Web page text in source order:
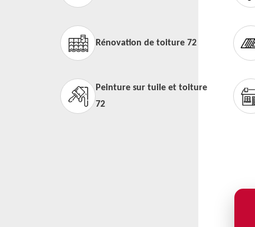
Rénovation de toiture 72
Peinture sur tuile et toiture
72